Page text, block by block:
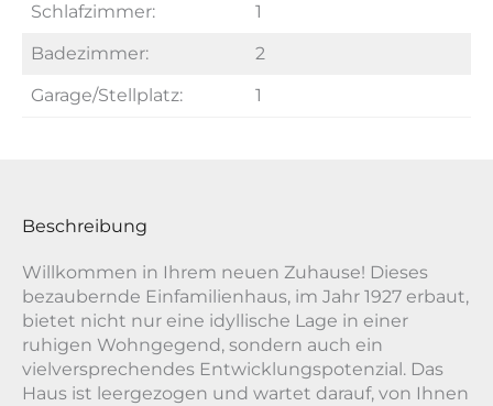
Schlafzimmer:
1
Badezimmer:
2
Garage/Stellplatz:
1
Beschreibung
Willkommen in Ihrem neuen Zuhause! Dieses
bezaubernde Einfamilienhaus, im Jahr 1927 erbaut,
bietet nicht nur eine idyllische Lage in einer
ruhigen Wohngegend, sondern auch ein
vielversprechendes Entwicklungspotenzial. Das
Haus ist leergezogen und wartet darauf, von Ihnen